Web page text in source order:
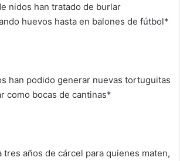
nidos han tratado de burlar
huevos hasta en balones de fútbol*
han podido generar nuevas tortuguitas
como bocas de cantinas*
tres años de cárcel para quienes maten,